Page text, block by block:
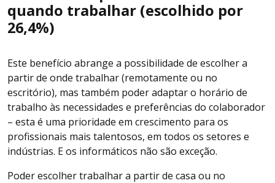
quando trabalhar (escolhido por
26,4%)
Este benefício abrange a possibilidade de escolher a
partir de onde trabalhar (remotamente ou no
escritório), mas também poder adaptar o horário de
trabalho às necessidades e preferências do colaborador
– esta é uma prioridade em crescimento para os
profissionais mais talentosos, em todos os setores e
indústrias. E os informáticos não são exceção.
Poder escolher trabalhar a partir de casa ou no